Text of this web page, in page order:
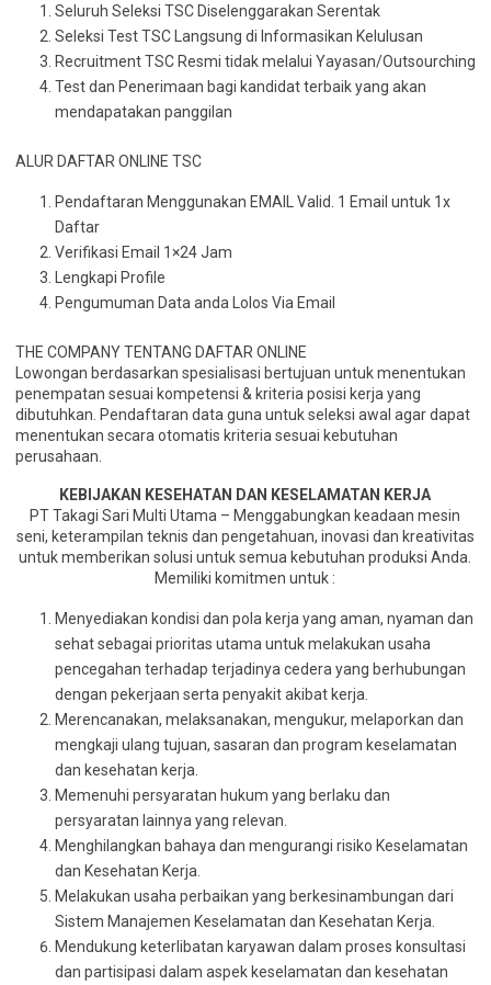
Seluruh Seleksi TSC Diselenggarakan Serentak
Seleksi Test TSC Langsung di Informasikan Kelulusan
Recruitment TSC Resmi tidak melalui Yayasan/Outsourching
Test dan Penerimaan bagi kandidat terbaik yang akan
mendapatakan panggilan
ALUR DAFTAR ONLINE TSC
Pendaftaran Menggunakan EMAIL Valid. 1 Email untuk 1x
Daftar
Verifikasi Email 1×24 Jam
Lengkapi Profile
Pengumuman Data anda Lolos Via Email
THE COMPANY TENTANG DAFTAR ONLINE
Lowongan berdasarkan spesialisasi bertujuan untuk menentukan
penempatan sesuai kompetensi & kriteria posisi kerja yang
dibutuhkan. Pendaftaran data guna untuk seleksi awal agar dapat
menentukan secara otomatis kriteria sesuai kebutuhan
perusahaan.
KEBIJAKAN KESEHATAN DAN KESELAMATAN KERJA
PT Takagi Sari Multi Utama – Menggabungkan keadaan mesin
seni, keterampilan teknis dan pengetahuan, inovasi dan kreativitas
untuk memberikan solusi untuk semua kebutuhan produksi Anda.
Memiliki komitmen untuk :
Menyediakan kondisi dan pola kerja yang aman, nyaman dan
sehat sebagai prioritas utama untuk melakukan usaha
pencegahan terhadap terjadinya cedera yang berhubungan
dengan pekerjaan serta penyakit akibat kerja.
Merencanakan, melaksanakan, mengukur, melaporkan dan
mengkaji ulang tujuan, sasaran dan program keselamatan
dan kesehatan kerja.
Memenuhi persyaratan hukum yang berlaku dan
persyaratan lainnya yang relevan.
Menghilangkan bahaya dan mengurangi risiko Keselamatan
dan Kesehatan Kerja.
Melakukan usaha perbaikan yang berkesinambungan dari
Sistem Manajemen Keselamatan dan Kesehatan Kerja.
Mendukung keterlibatan karyawan dalam proses konsultasi
dan partisipasi dalam aspek keselamatan dan kesehatan